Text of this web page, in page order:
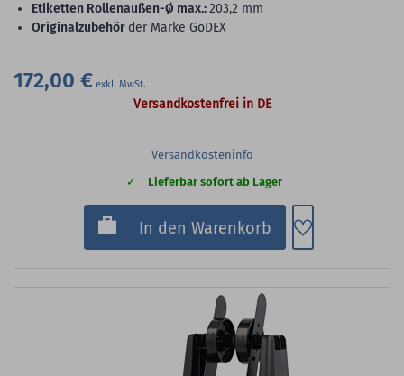
Etiketten Rollenaußen-Ø max.:203,2 mm
Originalzubehör der Marke GoDEX
172,00 €
Versandkostenfrei in DE
Versandkosteninfo
Lieferbar sofort ab Lager
In den Warenkorb Zum